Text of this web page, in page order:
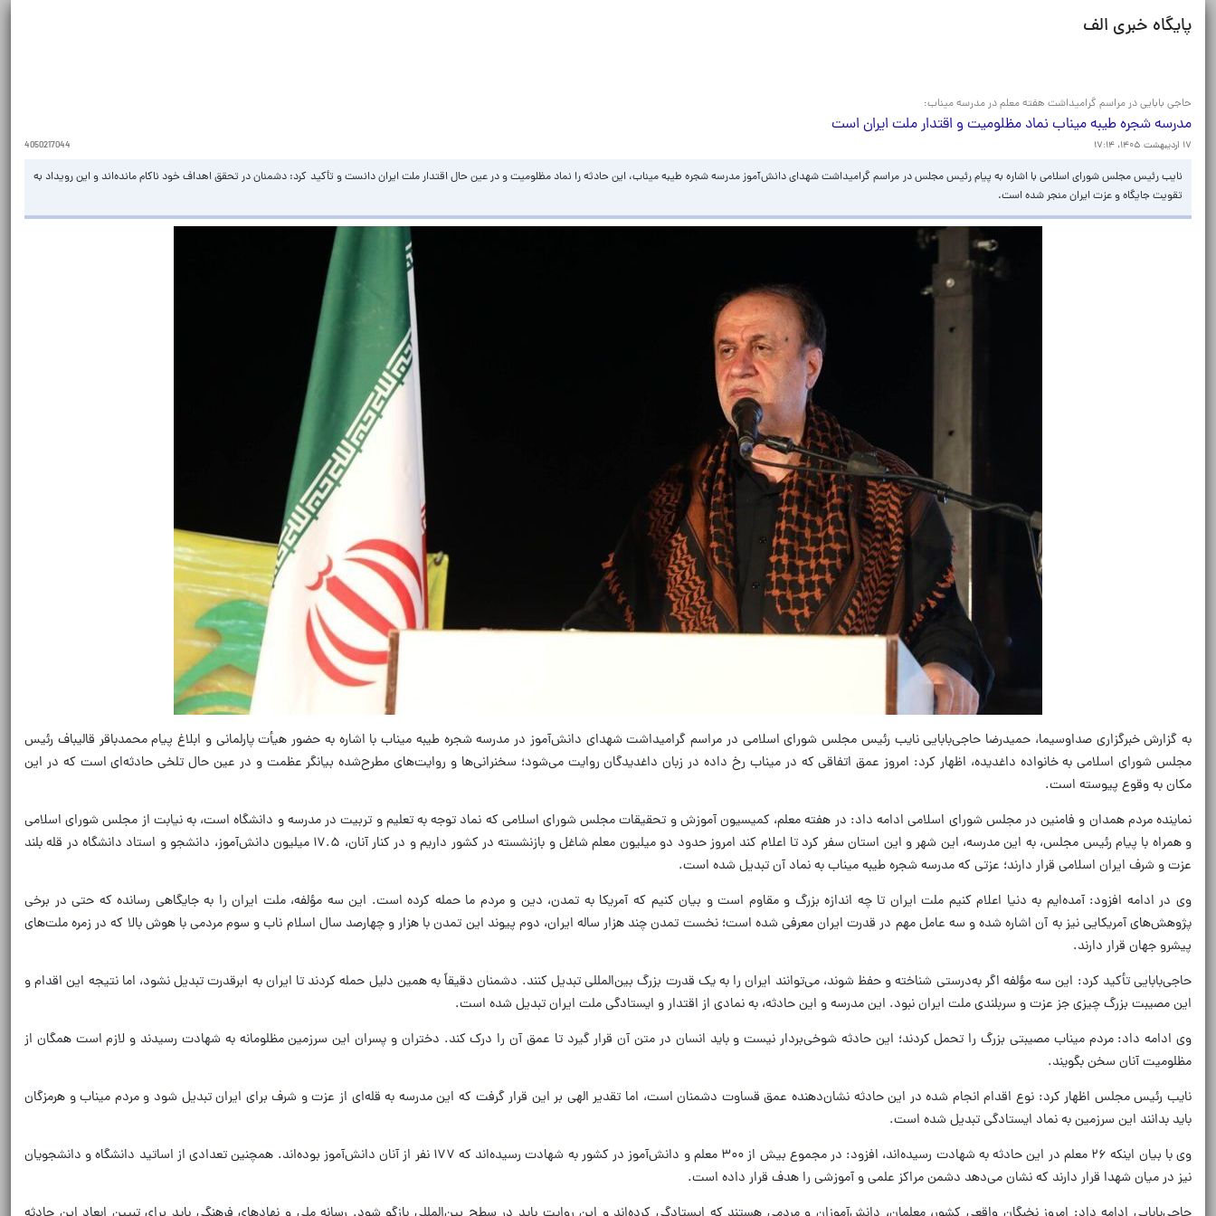
پایگاه خبری الف
حاجی بابایی در مراسم گرامیداشت هفته معلم در مدرسه میناب:
مدرسه شجره طیبه میناب نماد مظلومیت و اقتدار ملت ایران است
۱۷ اردیبهشت ۱۴۰۵، ۱۷:۱۴ 4050217044
نایب رئیس مجلس شورای اسلامی با اشاره به پیام رئیس مجلس در مراسم گرامیداشت شهدای دانش‌آموز مدرسه شجره طیبه میناب، این حادثه را نماد مظلومیت و در عین حال اقتدار ملت ایران دانست و تأکید کرد: دشمنان در تحقق اهداف خود ناکام مانده‌اند و این رویداد به
تقویت جایگاه و عزت ایران منجر شده است.
به گزارش خبرگزاری صداوسیما، حمیدرضا حاجی‌بابایی نایب رئیس مجلس شورای اسلامی در مراسم گرامیداشت شهدای دانش‌آموز در مدرسه شجره طیبه میناب با اشاره به حضور هیأت پارلمانی و ابلاغ پیام محمدباقر قالیباف رئیس
مجلس شورای اسلامی به خانواده داغدیده، اظهار کرد: امروز عمق اتفاقی که در میناب رخ داده در زبان داغدیدگان روایت می‌شود؛ سخنرانی‌ها و روایت‌های مطرح‌شده بیانگر عظمت و در عین حال تلخی حادثه‌ای است که در این
مکان به وقوع پیوسته است.
نماینده مردم همدان و فامنین در مجلس شورای اسلامی ادامه داد: در هفته معلم، کمیسیون آموزش و تحقیقات مجلس شورای اسلامی که نماد توجه به تعلیم و تربیت در مدرسه و دانشگاه است، به نیابت از مجلس شورای اسلامی
و همراه با پیام رئیس مجلس، به این مدرسه، این شهر و این استان سفر کرد تا اعلام کند امروز حدود دو میلیون معلم شاغل و بازنشسته در کشور داریم و در کنار آنان، ۱۷.۵ میلیون دانش‌آموز، دانشجو و استاد دانشگاه در قله بلند
عزت و شرف ایران اسلامی قرار دارند؛ عزتی که مدرسه شجره طیبه میناب به نماد آن تبدیل شده است.
وی در ادامه افزود: آمده‌ایم به دنیا اعلام کنیم ملت ایران تا چه اندازه بزرگ و مقاوم است و بیان کنیم که آمریکا به تمدن، دین و مردم ما حمله کرده است. این سه مؤلفه، ملت ایران را به جایگاهی رسانده که حتی در برخی
پژوهش‌های آمریکایی نیز به آن اشاره شده و سه عامل مهم در قدرت ایران معرفی شده است؛ نخست تمدن چند هزار ساله ایران، دوم پیوند این تمدن با هزار و چهارصد سال اسلام ناب و سوم مردمی با هوش بالا که در زمره ملت‌های
پیشرو جهان قرار دارند.
حاجی‌بابایی تأکید کرد: این سه مؤلفه اگر به‌درستی شناخته و حفظ شوند، می‌توانند ایران را به یک قدرت بزرگ بین‌المللی تبدیل کنند. دشمنان دقیقاً به همین دلیل حمله کردند تا ایران به ابرقدرت تبدیل نشود، اما نتیجه این اقدام و
این مصیبت بزرگ چیزی جز عزت و سربلندی ملت ایران نبود. این مدرسه و این حادثه، به نمادی از اقتدار و ایستادگی ملت ایران تبدیل شده است.
وی ادامه داد: مردم میناب مصیبتی بزرگ را تحمل کردند؛ این حادثه شوخی‌بردار نیست و باید انسان در متن آن قرار گیرد تا عمق آن را درک کند. دختران و پسران این سرزمین مظلومانه به شهادت رسیدند و لازم است همگان از
مظلومیت آنان سخن بگویند.
نایب رئیس مجلس اظهار کرد: نوع اقدام انجام شده در این حادثه نشان‌دهنده عمق قساوت دشمنان است، اما تقدیر الهی بر این قرار گرفت که این مدرسه به قله‌ای از عزت و شرف برای ایران تبدیل شود و مردم میناب و هرمزگان
باید بدانند این سرزمین به نماد ایستادگی تبدیل شده است.
وی با بیان اینکه ۲۶ معلم در این حادثه به شهادت رسیده‌اند، افزود: در مجموع بیش از ۳۰۰ معلم و دانش‌آموز در کشور به شهادت رسیده‌اند که ۱۷۷ نفر از آنان دانش‌آموز بوده‌اند. همچنین تعدادی از اساتید دانشگاه و دانشجویان
نیز در میان شهدا قرار دارند که نشان می‌دهد دشمن مراکز علمی و آموزشی را هدف قرار داده است.